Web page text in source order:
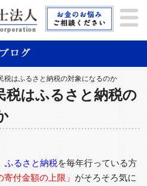
税はふるさと納税の対象になるのか
税はふるさと納税の
ふるさと納税を毎年行っている方
寄付金額の上限」 がそろそろ気に